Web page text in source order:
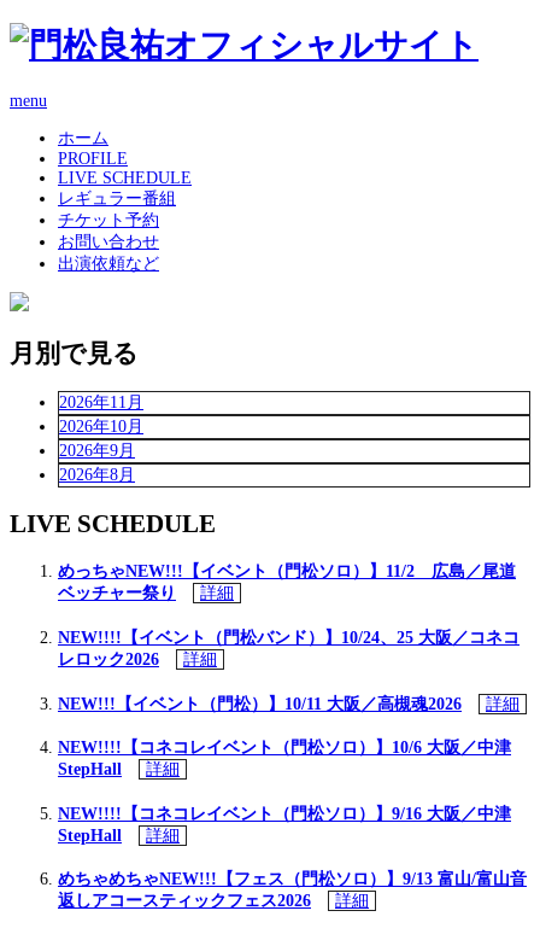
menu
ホーム
PROFILE
LIVE SCHEDULE
レギュラー番組
チケット予約
お問い合わせ
出演依頼など
月別で見る
2026年11月
2026年10月
2026年9月
2026年8月
LIVE SCHEDULE
めっちゃNEW!!!【イベント（門松ソロ）】11/2 広島／尾道
ベッチャー祭り
詳細
NEW!!!!【イベント（門松バンド）】10/24、25 大阪／コネコ
レロック2026
詳細
NEW!!!【イベント（門松）】10/11 大阪／高槻魂2026 詳細
NEW!!!!【コネコレイベント（門松ソロ）】10/6 大阪／中津
StepHall
詳細
NEW!!!!【コネコレイベント（門松ソロ）】9/16 大阪／中津
StepHall
詳細
めちゃめちゃNEW!!!【フェス（門松ソロ）】9/13 富山/富山音
返しアコースティックフェス2026
詳細